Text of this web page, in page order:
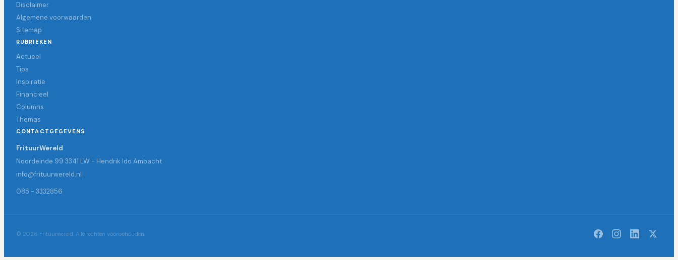
Disclaimer
Algemene voorwaarden
Sitemap
RUBRIEKEN
Actueel
Tips
Inspiratie
Financieel
Columns
Themas
CONTACTGEGEVENS
FrituurWereld
Noordeinde 99 3341 LW - Hendrik Ido Ambacht
info@frituurwereld.nl
085 - 3332856
© 2026 Frituurwereld. Alle rechten voorbehouden.